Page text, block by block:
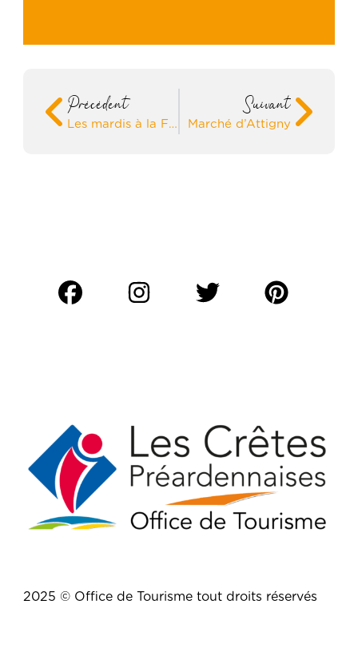
Précédent
Les mardis à la Ferme du Lion d’Or
Suivant
Marché d’Attigny
2025 © Office de Tourisme tout droits réservés